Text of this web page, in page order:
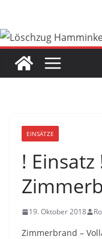
springen
EINSÄTZE
! Einsatz
19. Oktober 2018
Zimmerbrand –